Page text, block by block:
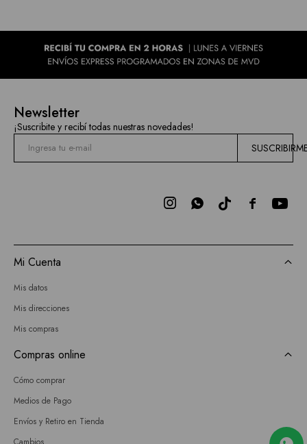
Newsletter
¡Suscribite y recibí todas nuestras novedades!

 
Mi Cuenta
Mis datos
Mis direcciones
Mis compras
Compras online
Cómo comprar
Medios de Pago
Envíos y Retiro en Tienda